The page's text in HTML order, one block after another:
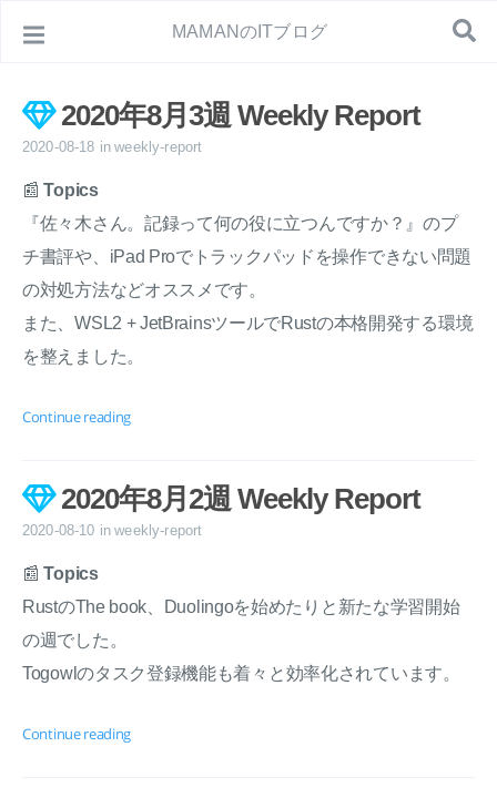
MAMANのITブログ
2020年8月3週 Weekly Report
2020-08-18 in weekly-report
📰Topics
『佐々木さん。記録って何の役に立つんですか？』のプ
チ書評や、iPad Proでトラックパッドを操作できない問題
の対処方法などオススメです。
また、WSL2 + JetBrainsツールでRustの本格開発する環境
を整えました。
Continue reading
2020年8月2週 Weekly Report
2020-08-10 in weekly-report
📰Topics
RustのThe book、Duolingoを始めたりと新たな学習開始
の週でした。
Togowlのタスク登録機能も着々と効率化されています。
Continue reading